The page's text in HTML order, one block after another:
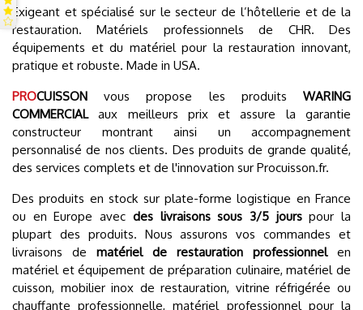
Exigeant et spécialisé sur le secteur de l’hôtellerie et de la
restauration. Matériels professionnels de CHR. Des
équipements et du matériel pour la restauration innovant,
pratique et robuste. Made in USA.
PROCUISSON vous propose les produits WARING
COMMERCIALaux meilleurs prix et assure la garantie
constructeur montrant ainsi un accompagnement
personnalisé de nos clients. Des produits de grande qualité,
des services complets et de l'innovation sur Procuisson.fr.
Des produits en stock sur plate-forme logistique en France
ou en Europe avec des livraisons sous 3/5 jourspour la
plupart des produits. Nous assurons vos commandes et
livraisons de matériel de restauration professionnelen
matériel et équipement de préparation culinaire, matériel de
cuisson, mobilier inox de restauration, vitrine réfrigérée ou
chauffante professionnelle, matériel professionnel pour la